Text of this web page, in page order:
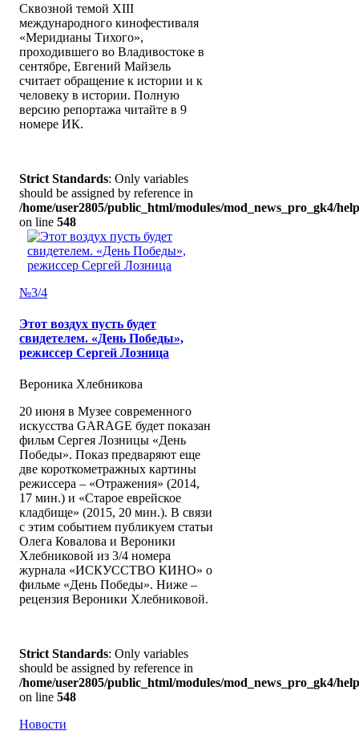
Cквозной темой XIII
международного кинофестиваля
«Меридианы Тихого»,
проходившего во Владивостоке в
сентябре, Евгений Майзель
считает обращение к истории и к
человеку в истории. Полную
версию репортажа читайте в 9
номере ИК.
Strict Standards: Only variables
should be assigned by reference in
/home/user2805/public_html/modules/mod_news_pro_gk4/
on line 548
№3/4
Этот воздух пусть будет
свидетелем. «День Победы»,
режиссер Сергей Лозница
Вероника Хлебникова
20 июня в Музее современного
искусства GARAGE будет показан
фильм Сергея Лозницы «День
Победы». Показ предваряют еще
две короткометражных картины
режиссера – «Отражения» (2014,
17 мин.) и «Старое еврейское
кладбище» (2015, 20 мин.). В связи
с этим событием публикуем статьи
Олега Ковалова и Вероники
Хлебниковой из 3/4 номера
журнала «ИСКУССТВО КИНО» о
фильме «День Победы». Ниже –
рецензия Вероники Хлебниковой.
Strict Standards: Only variables
should be assigned by reference in
/home/user2805/public_html/modules/mod_news_pro_gk4/
on line 548
Новости